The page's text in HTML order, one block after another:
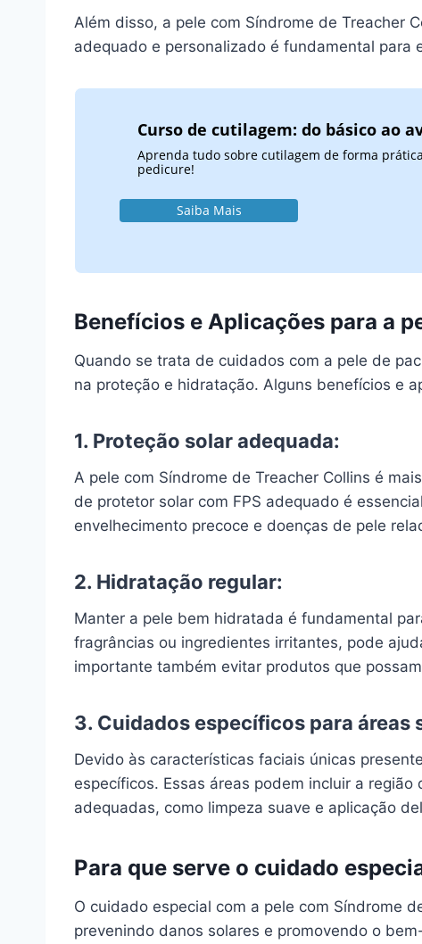
Além disso, a pele com Síndrome de Treacher
adequado e personalizado é fundamental para
Curso de cutilagem: do básico ao
Aprenda tudo sobre cutilagem de forma
pedicure!
Saiba Mais
Benefícios e Aplicações para a
Quando se trata de cuidados com a pele de
na proteção e hidratação. Alguns benefícios e
1. Proteção solar adequada:
A pele com Síndrome de Treacher Collins é
de protetor solar com FPS adequado é
envelhecimento precoce e doenças de pele
2. Hidratação regular:
Manter a pele bem hidratada é fundamental
fragrâncias ou ingredientes irritantes, pode
importante também evitar produtos que
3. Cuidados específicos para áreas
Devido às características faciais únicas
específicos. Essas áreas podem incluir a
adequadas, como limpeza suave e aplicação
Para que serve o cuidado
O cuidado especial com a pele com Síndrome
prevenindo danos solares e promovendo o